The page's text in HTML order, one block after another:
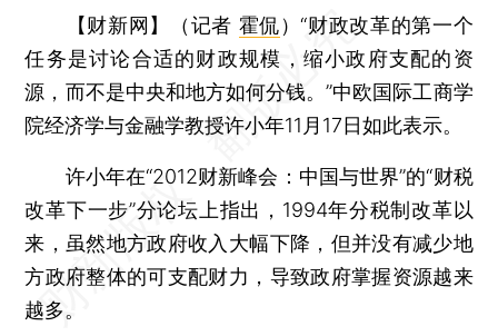
【财新网】（记者 霍侃）“财政改革的第一个
任务是讨论合适的财政规模，缩小政府支配的资
源，而不是中央和地方如何分钱。”中欧国际工商学
院经济学与金融学教授许小年11月17日如此表示。
许小年在“2012财新峰会：中国与世界”的“财税
改革下一步”分论坛上指出，1994年分税制改革以
来，虽然地方政府收入大幅下降，但并没有减少地
方政府整体的可支配财力，导致政府掌握资源越来
越多。